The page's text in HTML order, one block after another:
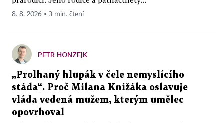
8. 8. 2026 ▪ 3 min. čtení
PETR HONZEJK
„Prolhaný hlupák v čele nemyslícího
stáda“. Proč Milana Knížáka oslavuje
vláda vedená mužem, kterým umělec
opovrhoval